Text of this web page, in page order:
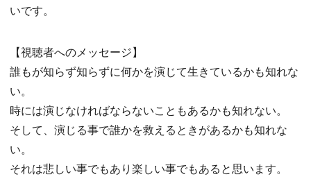
いです。
【視聴者へのメッセージ】
誰もが知らず知らずに何かを演じて生きているかも知れな
い。
時には演じなければならないこともあるかも知れない。
そして、演じる事で誰かを救えるときがあるかも知れな
い。
それは悲しい事でもあり楽しい事でもあると思います。